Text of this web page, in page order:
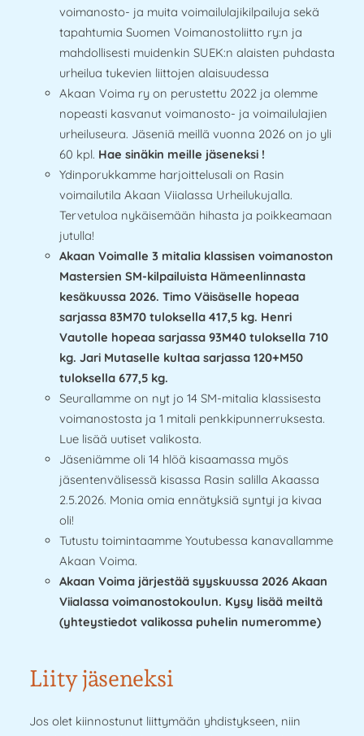
voimanosto- ja muita voimailulajikilpailuja sekä
tapahtumia Suomen Voimanostoliitto ry:n ja
mahdollisesti muidenkin SUEK:n alaisten puhdasta
urheilua tukevien liittojen alaisuudessa
Akaan Voima ry on perustettu 2022 ja olemme
nopeasti kasvanut voimanosto- ja voimailulajien
urheiluseura. Jäseniä meillä vuonna 2026 on jo yli
60 kpl. Hae sinäkin meille jäseneksi !
Ydinporukkamme harjoittelusali on Rasin
voimailutila Akaan Viialassa Urheilukujalla.
Tervetuloa nykäisemään hihasta ja poikkeamaan
jutulla!
Akaan Voimalle 3 mitalia klassisen voimanoston
Mastersien SM-kilpailuista Hämeenlinnasta
kesäkuussa 2026. Timo Väisäselle hopeaa
sarjassa 83M70 tuloksella 417,5 kg. Henri
Vautolle hopeaa sarjassa 93M40 tuloksella 710
kg. Jari Mutaselle kultaa sarjassa 120+M50
tuloksella 677,5 kg.
Seurallamme on nyt jo 14 SM-mitalia klassisesta
voimanostosta ja 1 mitali penkkipunnerruksesta.
Lue lisää uutiset valikosta.
Jäseniämme oli 14 hlöä kisaamassa myös
jäsentenvälisessä kisassa Rasin salilla Akaassa
2.5.2026. Monia omia ennätyksiä syntyi ja kivaa
oli!
Tutustu toimintaamme Youtubessa kanavallamme
Akaan Voima.
Akaan Voima järjestää syyskuussa 2026 Akaan
Viialassa voimanostokoulun. Kysy lisää meiltä
(yhteystiedot valikossa puhelin numeromme)
Liity jäseneksi
Jos olet kiinnostunut liittymään yhdistykseen, niin